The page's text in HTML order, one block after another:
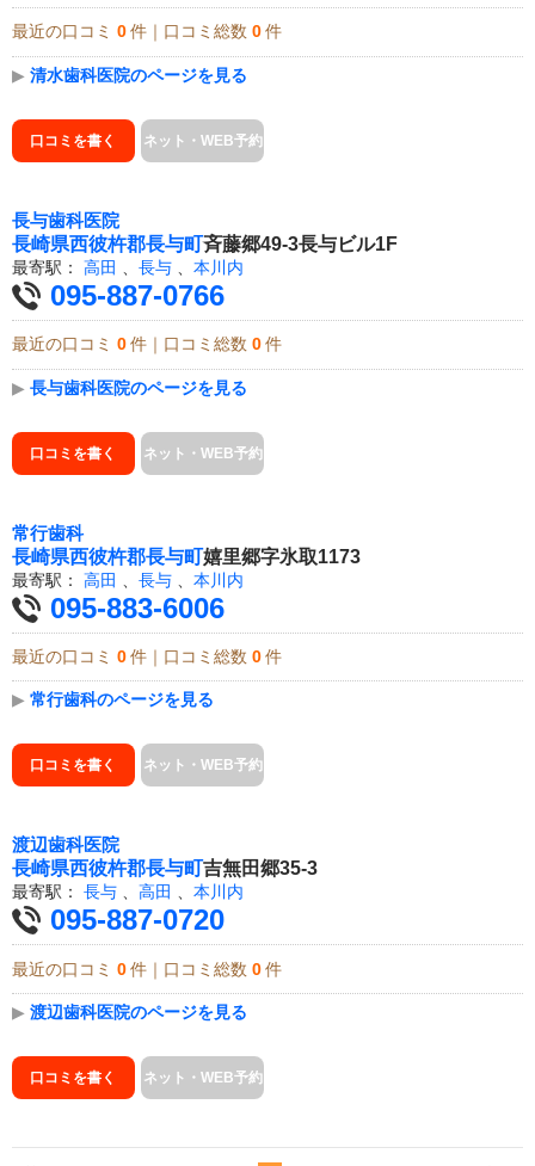
最近の口コミ 0 件｜口コミ総数 0 件
▶ 清水歯科医院のページを見る
口コミを書く ネット・WEB予約
長与歯科医院
長崎県西彼杵郡長与町斉藤郷49-3長与ビル1F
最寄駅： 高田 長与 本川内
095-887-0766
最近の口コミ 0 件｜口コミ総数 0 件
▶ 長与歯科医院のページを見る
口コミを書く ネット・WEB予約
常行歯科
長崎県西彼杵郡長与町嬉里郷字氷取1173
最寄駅： 高田 長与 本川内
095-883-6006
最近の口コミ 0 件｜口コミ総数 0 件
▶ 常行歯科のページを見る
口コミを書く ネット・WEB予約
渡辺歯科医院
長崎県西彼杵郡長与町吉無田郷35-3
最寄駅： 長与 、 高田 、 本川内
095-887-0720
最近の口コミ 0 件｜口コミ総数 0 件
▶ 渡辺歯科医院のページを見る
口コミを書く ネット・WEB予約